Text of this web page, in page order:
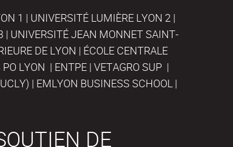
1 | UNIVERSITÉ LUMIÈRE LYON 2 |
| UNIVERSITÉ JEAN MONNET SAINT-
DE LYON | ÉCOLE CENTRALE
LYON | ENTPE | VETAGRO SUP |
| EMLYON BUSINESS SCHOOL |
DE